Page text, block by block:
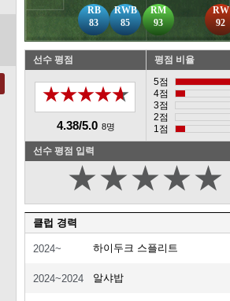
RWB
85
RB
83
RM
93
RW
92
선수 평점
★★★★★
4.38/5.0 8명
평점 비율
5점
4점
3점
2점
1점
선수 평점 입력
★★★★★
클럽 경력
2024~ 하이두크 스플리트
2024~2024 알샤밥